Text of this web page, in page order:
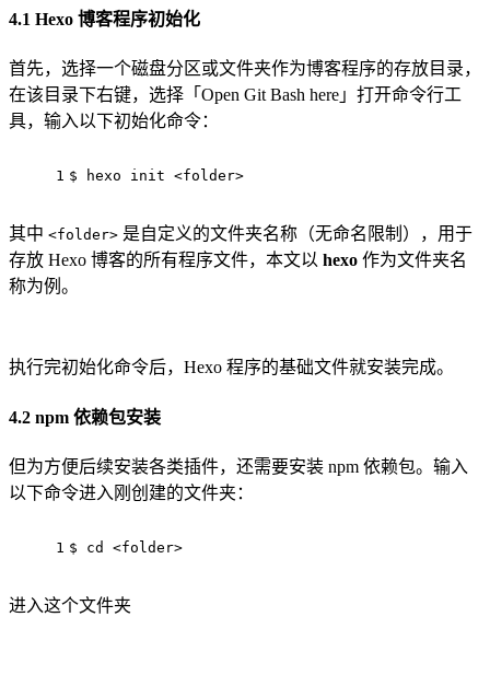
4.1 Hexo 博客程序初始化
首先，选择一个磁盘分区或文件夹作为博客程序的存放目录，
在该目录下右键，选择「Open Git Bash here」打开命令行工
具，输入以下初始化命令：
1 $ hexo init <folder>
其中 <folder> 是自定义的文件夹名称（无命名限制），用于
存放 Hexo 博客的所有程序文件，本文以 hexo 作为文件夹名
称为例。
执行完初始化命令后，Hexo 程序的基础文件就安装完成。
4.2 npm 依赖包安装
但为方便后续安装各类插件，还需要安装 npm 依赖包。输入
以下命令进入刚创建的文件夹：
1 $ cd <folder>
进入这个文件夹